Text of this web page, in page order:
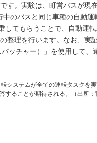
す。実験は、町営バスが現
のバスと同じ車種の自動
てもらうことで、自動運
整理を行います。なお、実
ッチャー）」を使用して、
システムが全ての運転タスクを
ることが期待される。（出所